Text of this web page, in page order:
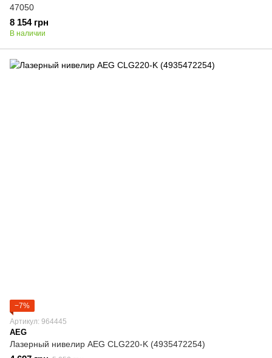
47050
8 154 грн
В наличии
−7%
Артикул: 964445
AEG
Лазерный нивелир AEG CLG220-K (4935472254)